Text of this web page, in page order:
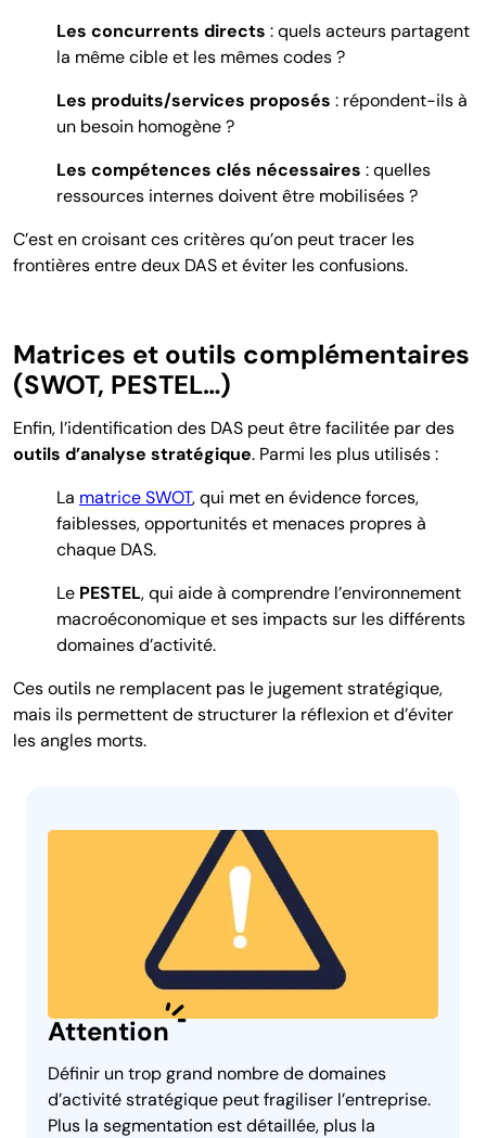
Les concurrents directs : quels acteurs partagent
la même cible et les mêmes codes ?
Les produits/services proposés : répondent-ils à
un besoin homogène ?
Les compétences clés nécessaires : quelles
ressources internes doivent être mobilisées ?
C’est en croisant ces critères qu’on peut tracer les
frontières entre deux DAS et éviter les confusions.
Matrices et outils complémentaires
(SWOT, PESTEL…)
Enfin, l’identification des DAS peut être facilitée par des
outils d’analyse stratégique. Parmi les plus utilisés :
La matrice SWOT, qui met en évidence forces,
faiblesses, opportunités et menaces propres à
chaque DAS.
Le PESTEL, qui aide à comprendre l’environnement
macroéconomique et ses impacts sur les différents
domaines d’activité.
Ces outils ne remplacent pas le jugement stratégique,
mais ils permettent de structurer la réflexion et d’éviter
les angles morts.
Attention
Définir un trop grand nombre de domaines
d’activité stratégique peut fragiliser l’entreprise.
Plus la segmentation est détaillée, plus la